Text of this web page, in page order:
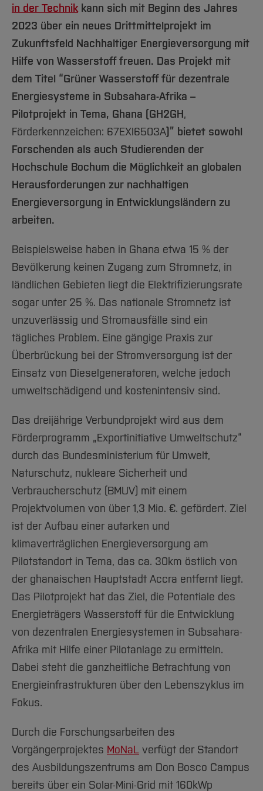
Arbeiten im FB G
Forschung und Projekte
International
Team
Service
Studiengänge
Studieninteressierte
Aktuelles
Studium
Fachgruppen
Forschung und Entwicklung
International
Team
Service
Amtliche Bekanntmachungen
Notfall-Infos
BO Shop
Familiengerechte Hochschule
Gleichstellung
Diskriminierungsfreie Hochschule
Vertretungen
Hochschulbibliothek
Hochschulkommunikation
International Office
Medienzentrum
qed-Stiftung
Zentrale Studienberatung
in der Technikkann sich mit Beginn des Jahres
2023 über ein neues Drittmittelprojekt im
Zukunftsfeld Nachhaltiger Energieversorgung mit
Hilfe von Wasserstoff freuen. Das Projekt mit
dem Titel “Grüner Wasserstoff für dezentrale
Energiesysteme in Subsahara-Afrika –
Pilotprojekt in Tema, Ghana (GH2GH,
Förderkennzeichen: 67EXI6503A)” bietet sowohl
Forschenden als auch Studierenden der
Hochschule Bochum die Möglichkeit an globalen
Herausforderungen zur nachhaltigen
Energieversorgung in Entwicklungsländern zu
arbeiten.
Beispielsweise haben in Ghana etwa 15 % der
Bevölkerung keinen Zugang zum Stromnetz, in
ländlichen Gebieten liegt die Elektrifizierungsrate
sogar unter 25 %. Das nationale Stromnetz ist
unzuverlässig und Stromausfälle sind ein
tägliches Problem. Eine gängige Praxis zur
Überbrückung bei der Stromversorgung ist der
Einsatz von Dieselgeneratoren, welche jedoch
umweltschädigend und kostenintensiv sind.
Das dreijährige Verbundprojekt wird aus dem
Förderprogramm „Exportinitiative Umweltschutz“
durch das Bundesministerium für Umwelt,
Naturschutz, nukleare Sicherheit und
Verbraucherschutz (BMUV) mit einem
Projektvolumen von über 1,3 Mio. €. gefördert. Ziel
ist der Aufbau einer autarken und
klimaverträglichen Energieversorgung am
Pilotstandort in Tema, das ca. 30km östlich von
der ghanaischen Hauptstadt Accra entfernt liegt.
Das Pilotprojekt hat das Ziel, die Potentiale des
Energieträgers Wasserstoff für die Entwicklung
von dezentralen Energiesystemen in Subsahara-
Afrika mit Hilfe einer Pilotanlage zu ermitteln.
Dabei steht die ganzheitliche Betrachtung von
Energieinfrastrukturen über den Lebenszyklus im
Fokus.
Durch die Forschungsarbeiten des
Vorgängerprojektes MoNaL verfügt der Standort
des Ausbildungszentrums am Don Bosco Campus
bereits über ein Solar-Mini-Grid mit 160kWp